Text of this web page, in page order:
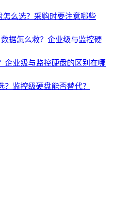
怎么选？采购时要注意哪些
据怎么救？企业级与监控硬
企业级与监控硬盘的区别在哪
？监控级硬盘能否替代？